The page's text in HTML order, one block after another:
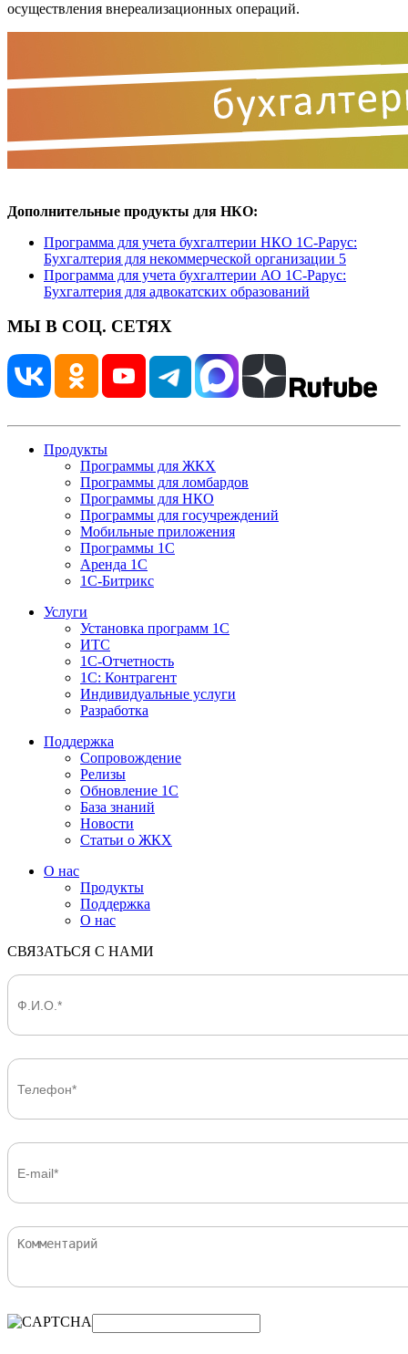
осуществления внереализационных операций.
Дополнительные продукты для НКО:
Программа для учета бухгалтерии НКО 1С-Рарус:
Бухгалтерия для некоммерческой организации 5
Программа для учета бухгалтерии АО 1С-Рарус:
Бухгалтерия для адвокатских образований
МЫ В СОЦ. СЕТЯХ
Продукты
Программы для ЖКХ
Программы для ломбардов
Программы для НКО
Программы для госучреждений
Мобильные приложения
Программы 1С
Аренда 1С
1С-Битрикс
Услуги
Установка программ 1С
ИТС
1С-Отчетность
1С: Контрагент
Индивидуальные услуги
Разработка
Поддержка
Сопровождение
Релизы
Обновление 1С
База знаний
Новости
Статьи о ЖКХ
О нас
Продукты
Поддержка
О нас
СВЯЗАТЬСЯ С НАМИ